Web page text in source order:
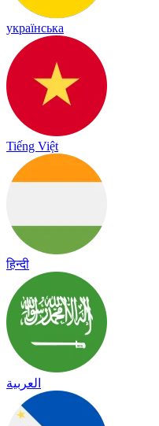
українська
Tiếng Việt
हिन्दी
العربية